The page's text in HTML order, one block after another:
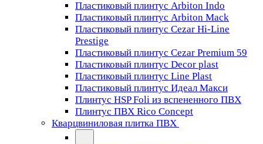
Пластиковый плинтус Arbiton Indo
Пластиковый плинтус Arbiton Mack
Пластиковый плинтус Cezar Hi-Line
Prestige
Пластиковый плинтус Cezar Premium 59
Пластиковый плинтус Decor plast
Пластиковый плинтус Line Plast
Пластиковый плинтус Идеал Макси
Плинтус HSP Foli из вспененного ПВХ
Плинтус ПВХ Rico Concept
Кварцвиниловая плитка ПВХ